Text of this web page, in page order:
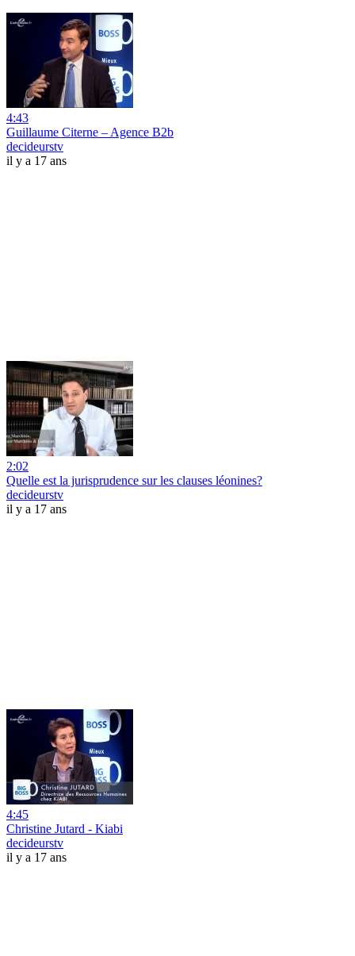
4:43
Guillaume Citerne – Agence B2b
decideurstv
il y a 17 ans
2:02
Quelle est la jurisprudence sur les clauses léonines?
decideurstv
il y a 17 ans
4:45
Christine Jutard - Kiabi
decideurstv
il y a 17 ans